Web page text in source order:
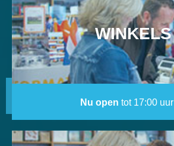
WINKELS
Nu open tot 17:00 uur